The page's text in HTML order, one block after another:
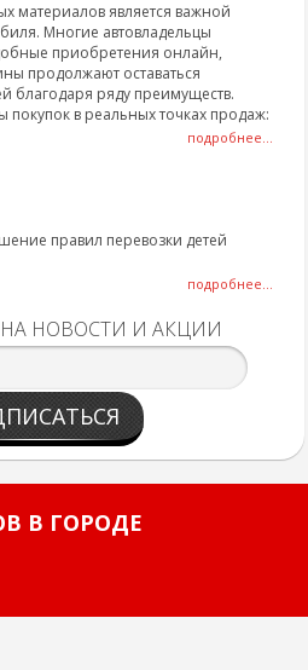
материалов является важной
Многие автовладельцы
приобретения онлайн,
продолжают оставаться
благодаря ряду преимуществ.
в реальных точках продаж:
подробнее...
правил перевозки детей
подробнее...
НОВОСТИ И АКЦИИ
В ГОРОДЕ